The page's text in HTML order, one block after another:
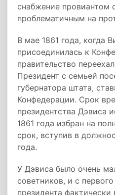
снабжение провиантом
проблематичным на
В мае 1861 года, когда
присоединилась к
правительство
Президент с семьей
губернатора штата,
Конфедерации. Срок
президентства Дэвиса
1861 года избран на
срок, вступив в
года.
У Дэвиса было очень
советников, и с
президента фактически